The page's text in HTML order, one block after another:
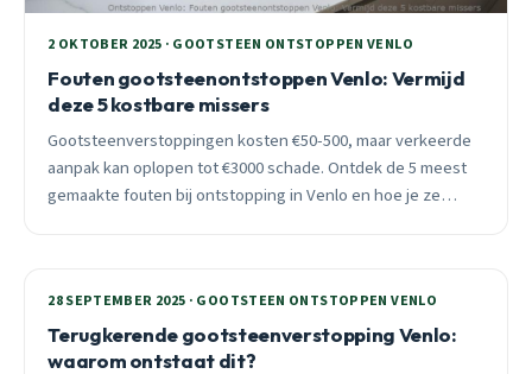
2 OKTOBER 2025 · GOOTSTEEN ONTSTOPPEN VENLO
Fouten gootsteenontstoppen Venlo: Vermijd
deze 5 kostbare missers
Gootsteenverstoppingen kosten €50-500, maar verkeerde
aanpak kan oplopen tot €3000 schade. Ontdek de 5 meest
gemaakte fouten bij ontstopping in Venlo en hoe je ze
28 SEPTEMBER 2025 · GOOTSTEEN ONTSTOPPEN VENLO
Terugkerende gootsteenverstopping Venlo:
waarom ontstaat dit?